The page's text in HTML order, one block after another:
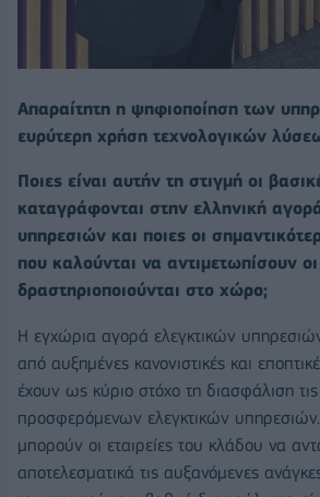
Απαραίτητη η ψηφιοποίηση των
ευρύτερη χρήση τεχνολογικών
Ποιες είναι αυτήν τη στιγμή οι
καταγράφονται στην ελληνική
υπηρεσιών και ποιες οι
που καλούνται να αντιμετωπίσουν οι
δραστηριοποιούνται στο χώρο;
Η εγχώρια αγορά ελεγκτικών
από αυξημένες κανονιστικές και
έχουν ως κύριο στόχο τη διασφάλιση
προσφερόμενων ελεγκτικών
μπορούν οι εταιρείες του κλάδου να
αποτελεσματικά τις αυξανόμενες